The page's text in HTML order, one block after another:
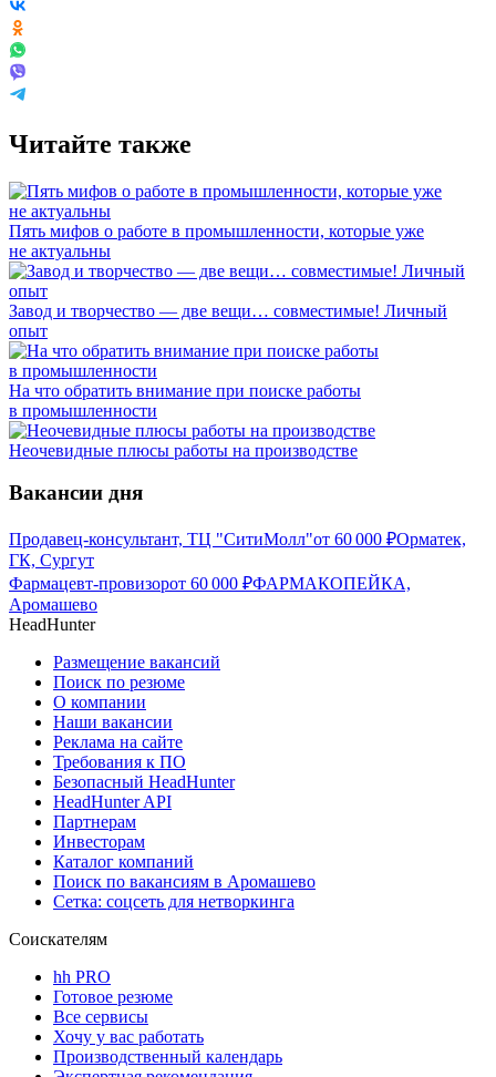
Читайте также
Пять мифов о работе в промышленности, которые уже
не актуальны
Завод и творчество — две вещи… совместимые! Личный
опыт
На что обратить внимание при поиске работы
в промышленности
Неочевидные плюсы работы на производстве
Вакансии дня
Продавец-консультант, ТЦ "СитиМолл"от 60 000 ₽Орматек,
ГК, Сургут
Фармацевт-провизорот 60 000 ₽ФАРМАКОПЕЙКА,
Аромашево
HeadHunter
Размещение вакансий
Поиск по резюме
О компании
Наши вакансии
Реклама на сайте
Требования к ПО
Безопасный HeadHunter
HeadHunter API
Партнерам
Инвесторам
Каталог компаний
Поиск по вакансиям в Аромашево
Сетка: соцсеть для нетворкинга
Соискателям
hh PRO
Готовое резюме
Все сервисы
Хочу у вас работать
Производственный календарь